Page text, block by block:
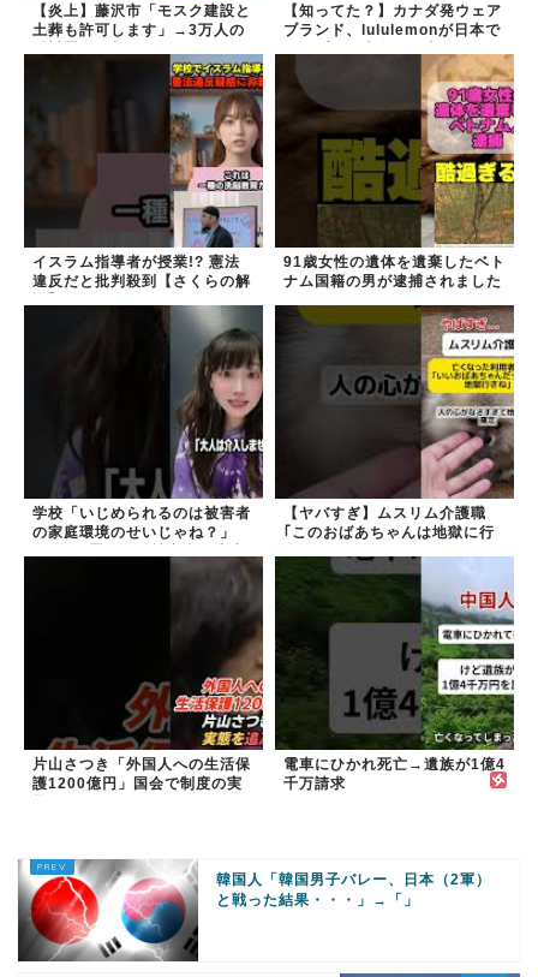
【炎上】藤沢市「モスク建設と
土葬も許可します」→3万人の
【知ってた？】カナダ発ウェア
ブランド、lululemonが日本で
イスラム指導者が授業!? 憲法
違反だと批判殺到【さくらの解
91歳女性の遺体を遺棄したベト
ナム国籍の男が逮捕されました
学校「いじめられるのは被害者
の家庭環境のせいじゃね？」
【ヤバすぎ】ムスリム介護職
｢このおばあちゃんは地獄に行
片山さつき「外国人への生活保
護1200億円」国会で制度の実
電車にひかれ死亡→遺族が1億4
千万請求
韓国人「韓国男子バレー、日本（2軍）
と戦った結果・・・」→「」